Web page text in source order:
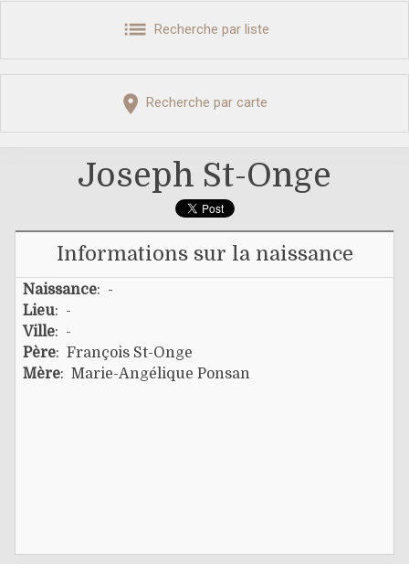
Recherche par liste
Recherche par carte
Joseph St-Onge
Informations sur la naissance
Naissance: -
Lieu: -
Ville: -
Père: François St-Onge
Mère: Marie-Angélique Ponsan